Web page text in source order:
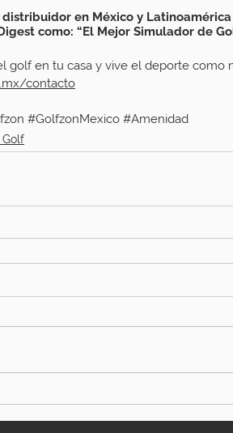
en México y
como: “El Mejor Simulador de
golf en tu casa y vive el deporte como
contacto
#GolfzonMexico #Amenidad
Golf